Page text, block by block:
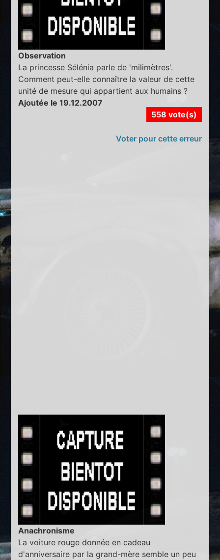
Observation
La princesse Sélénia parle de 'milimètres'.
Comment peut-elle connaître la valeur de cette
unité de mesure qui appartient aux humains ?
Ajoutée le 19.12.2007
558 vote(s)
Voter pour cette erreur
Anachronisme
La voiture rouge donnée en cadeau
d'anniversaire par la grand-mère semble un peu